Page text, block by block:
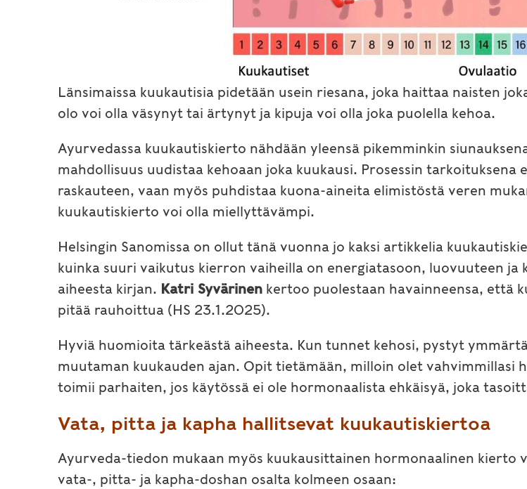
Länsimaissa kuukautisia pidetään usein riesana, joka haittaa naisten
olo voi olla väsynyt tai ärtynyt ja kipuja voi olla joka puolella kehoa.
Ayurvedassa kuukautiskierto nähdään yleensä pikemminkin
mahdollisuus uudistaa kehoaan joka kuukausi. Prosessin
raskauteen, vaan myös puhdistaa kuona-aineita elimistöstä veren
kuukautiskierto voi olla miellyttävämpi.
Helsingin Sanomissa on ollut tänä vuonna jo kaksi artikkelia
kuinka suuri vaikutus kierron vaiheilla on energiatasoon, luovuuteen
aiheesta kirjan. Katri Syvärinen kertoo puolestaan havainneensa, että
pitää rauhoittua (HS 23.1.2025).
Hyviä huomioita tärkeästä aiheesta. Kun tunnet kehosi, pystyt
muutaman kuukauden ajan. Opit tietämään, milloin olet vahvimmillasi
toimii parhaiten, jos käytössä ei ole hormonaalista ehkäisyä, joka
Vata, pitta ja kapha hallitsevat kuukautiskiertoa
Ayurveda-tiedon mukaan myös kuukausittainen hormonaalinen kierto
vata-, pitta- ja kapha-doshan osalta kolmeen osaan: